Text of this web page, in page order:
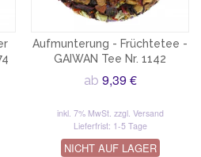
Aufmunterung - Früchtetee -
GAIWAN Tee Nr. 1142
ab 9,39 €
inkl. 7% MwSt. zzgl. Versand
Lieferfrist: 1-5 Tage
NICHT AUF LAGER